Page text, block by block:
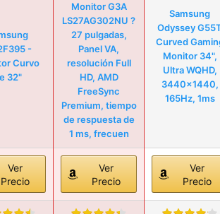
-
Curvo
32"
Monitor G3A
LS27AG302NU ?
27 pulgadas,
Panel VA,
resolución Full
HD, AMD
FreeSync
Premium, tiempo
de respuesta de
1 ms, frecuen
Samsung
Odyssey
Curved
Monitor 34",
Ultra WQHD,
3440x1440,
165Hz, 1ms
Ver
Precio
Ver
Precio
Ver
Precio